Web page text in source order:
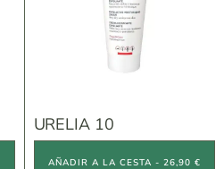
URELIA 10
AÑADIR A LA CESTA - 26,90 €